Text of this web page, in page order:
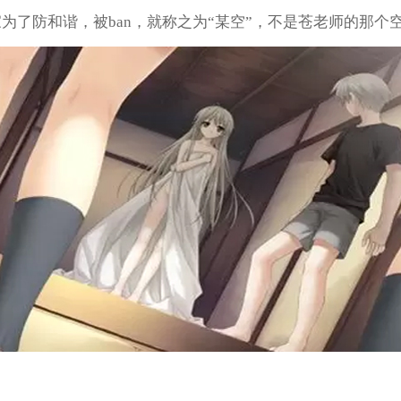
了防和谐，被ban，就称之为“某空”，不是苍老师的那个